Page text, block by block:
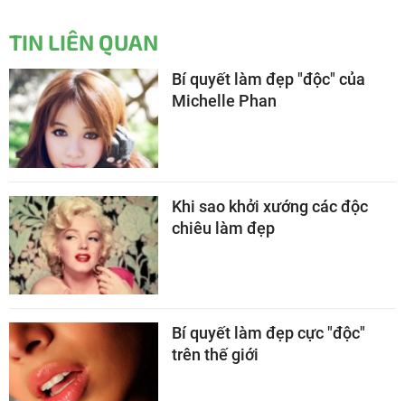
TIN LIÊN QUAN
Bí quyết làm đẹp "độc" của
Michelle Phan
Khi sao khởi xướng các độc
chiêu làm đẹp
Bí quyết làm đẹp cực "độc"
trên thế giới